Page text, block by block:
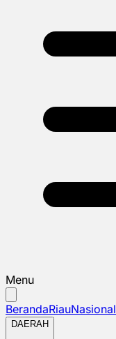
Menu
BerandaRiauNasional
DAERAH